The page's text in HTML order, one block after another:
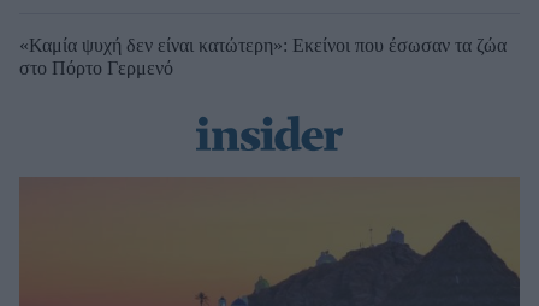
«Καμία ψυχή δεν είναι κατώτερη»: Εκείνοι που έσωσαν τα ζώα
στο Πόρτο Γερμενό